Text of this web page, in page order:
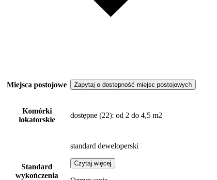
Miejsca postojowe Zapytaj o dostępność miejsc postojowych
Komórki
lokatorskie
dostępne (22): od 2 do 4,5 m2
Standard
wykończenia
standard deweloperski
Czytaj więcej